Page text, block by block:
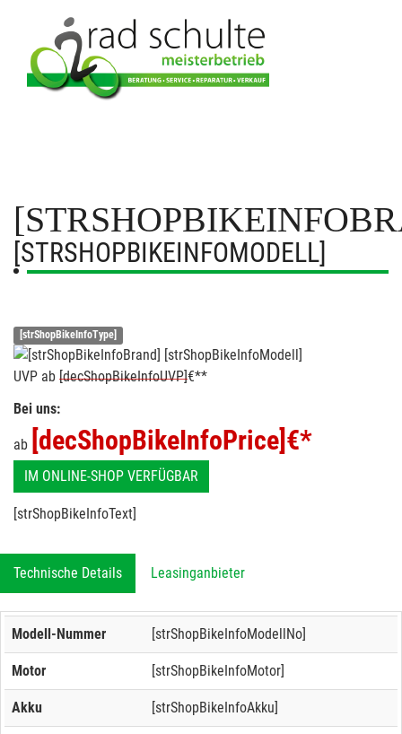
[STRSHOPBIKEINFOMODELL]
[strShopBikeInfoType]
UVP ab [decShopBikeInfoUVP]€**
Bei uns:
ab [decShopBikeInfoPrice] €*
IM ONLINE-SHOP VERFÜGBAR
[strShopBikeInfoText]
Technische Details Leasinganbieter
Modell-Nummer [strShopBikeInfoModellNo]
Motor [strShopBikeInfoMotor]
Akku [strShopBikeInfoAkku]